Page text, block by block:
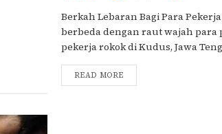
Berkah Lebaran Bagi Para
berbeda dengan raut wajah para
pekerja rokok di Kudus, Jawa
READ MORE